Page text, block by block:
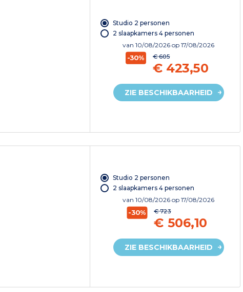
Studio 2 personen
2 slaapkamers 4 personen
van10/08/2026op 17/08/2026
-30% € 605
€ 423,50
ZIE BESCHIKBAARHEID
Studio 2 personen
2 slaapkamers 4 personen
van10/08/2026op 17/08/2026
-30% € 723
€ 506,10
ZIE BESCHIKBAARHEID